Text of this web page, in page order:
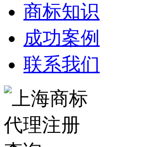
商标知识
成功案例
联系我们